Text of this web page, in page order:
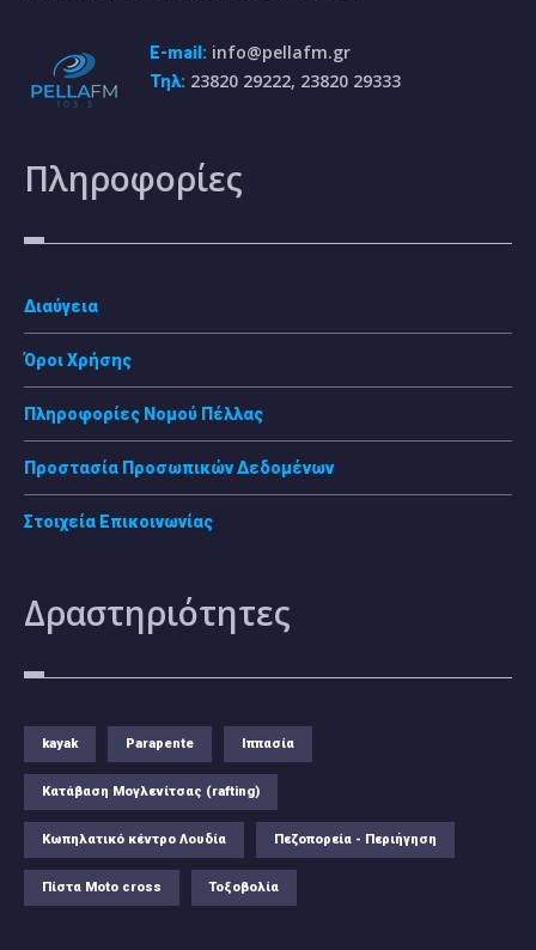
E-mail: info@pellafm.gr
Τηλ: 23820 29222, 23820 29333
Πληροφορίες
Διαύγεια
Όροι Χρήσης
Πληροφορίες Νομού Πέλλας
Προστασία Προσωπικών Δεδομένων
Στοιχεία Επικοινωνίας
Δραστηριότητες
kayak Parapente Ιππασία
Κατάβαση Μογλενίτσας (rafting)
Κωπηλατικό κέντρο Λουδία Πεζοπορεία - Περιήγηση
Πίστα Moto cross Τοξοβολία